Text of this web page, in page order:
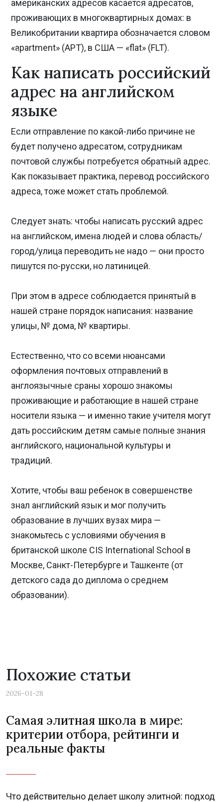
американских адресов касается адресатов,
проживающих в многоквартирных домах: в
Великобритании квартира обозначается словом
«apartment» (APT), в США — «flat» (FLT).
Как написать российский
адрес на английском
языке
Если отправление по какой-либо причине не
будет получено адресатом, сотрудникам
почтовой службы потребуется обратный адрес.
Как показывает практика, перевод российского
адреса, тоже может стать проблемой.
Следует знать: чтобы написать русский адрес
на английском, имена людей и слова область/
город/улица переводить не надо — они просто
пишутся по-русски, но латиницей.
При этом в адресе соблюдается принятый в
нашей стране порядок написания: название
улицы, № дома, № квартиры.
Естественно, что со всеми нюансами
оформления почтовых отправлений в
англоязычные сраны хорошо знакомы
проживающие и работающие в нашей стране
носители языка — и именно такие учителя могут
дать российским детям самые полные знания
английского, национальной культуры и
традиций.
Хотите, чтобы ваш ребенок в совершенстве
знал английский язык и мог получить
образование в лучших вузах мира —
знакомьтесь с условиями обучения в
британской школе CIS International School в
Москве, Санкт-Петербурге и Ташкенте (от
детского сада до диплома о среднем
образовании).
Похожие статьи
2026-01-28
Самая элитная школа в мире:
критерии отбора, рейтинги и
реальные факты
Что действительно делает школу элитной: подход